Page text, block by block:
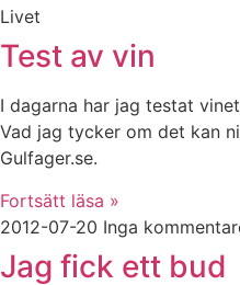
Livet
Test av vin
I dagarna har jag testat
Vad jag tycker om det kan
Gulfager.se.
Fortsätt läsa »
2012-07-20 Inga
Jag fick ett bud